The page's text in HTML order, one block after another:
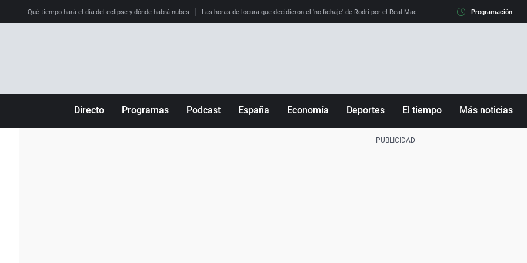
Qué tiempo hará el día del eclipse y dónde habrá nubes Las horas de locura que decidieron el 'no fichaje' de Rodri por el Real Madrid y su 'sí' al Barça La llamada
Programación
Directo Programas Podcast España Economía Deportes El tiempo Más noticias